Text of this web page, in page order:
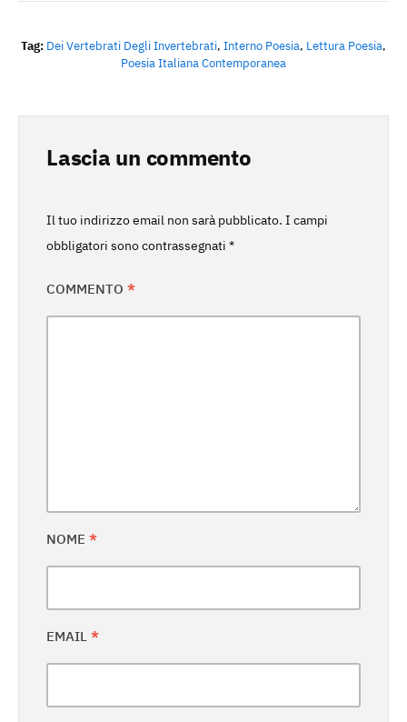
Tag: Dei Vertebrati Degli Invertebrati, Interno Poesia, Lettura Poesia,
Poesia Italiana Contemporanea
Lascia un commento
Il tuo indirizzo email non sarà pubblicato. I campi
obbligatori sono contrassegnati *
COMMENTO *
NOME *
EMAIL *